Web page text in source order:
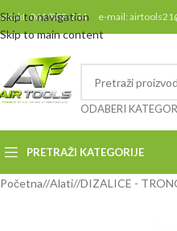
Skip to navigation
Skip to main content
061/808-244 e-mail:
ODABERI
PRETRAŽI KATEGORIJE
Početna/ Alati/ DIZALICE -